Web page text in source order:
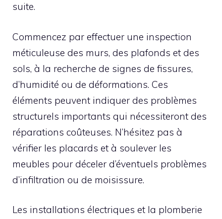
suite.
Commencez par effectuer une inspection
méticuleuse des murs, des plafonds et des
sols, à la recherche de signes de fissures,
d’humidité ou de déformations. Ces
éléments peuvent indiquer des problèmes
structurels importants qui nécessiteront des
réparations coûteuses. N’hésitez pas à
vérifier les placards et à soulever les
meubles pour déceler d’éventuels problèmes
d’infiltration ou de moisissure.
Les installations électriques et la plomberie